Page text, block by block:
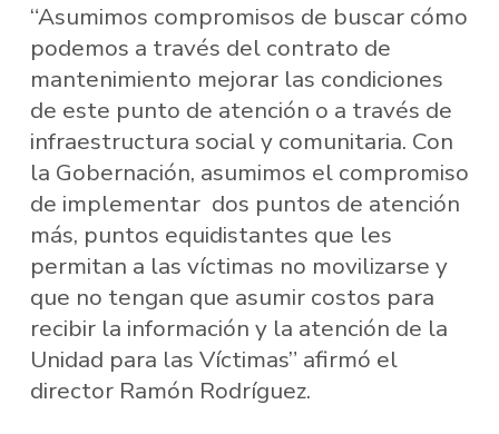
“Asumimos compromisos de buscar cómo
podemos a través del contrato de
mantenimiento mejorar las condiciones
de este punto de atención o a través de
infraestructura social y comunitaria. Con
la Gobernación, asumimos el compromiso
de implementar dos puntos de atención
más, puntos equidistantes que les
permitan a las víctimas no movilizarse y
que no tengan que asumir costos para
recibir la información y la atención de la
Unidad para las Víctimas” afirmó el
director Ramón Rodríguez.